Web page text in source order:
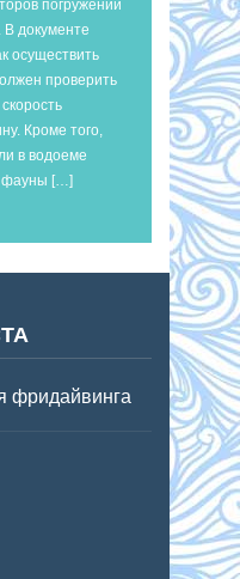
погружений
документе
осуществить
проверить
Кроме того,
в водоеме
фауны […]
фридайвинга